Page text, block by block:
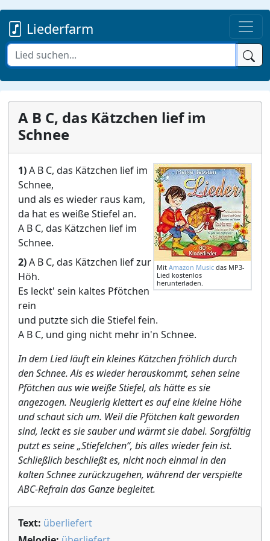
Liederfarm
A B C, das Kätzchen lief im
Schnee
Mit Amazon Music das MP3-
Lied kostenlos
herunterladen.
1)A B C, das Kätzchen lief im
Schnee,
und als es wieder raus kam,
da hat es weiße Stiefel an.
A B C, das Kätzchen lief im
Schnee.
2)A B C, das Kätzchen lief zur
Höh.
Es leckt' sein kaltes Pfötchen
rein
und putzte sich die Stiefel fein.
A B C, und ging nicht mehr in'n Schnee.
In dem Lied läuft ein kleines Kätzchen fröhlich durch
den Schnee. Als es wieder herauskommt, sehen seine
Pfötchen aus wie weiße Stiefel, als hätte es sie
angezogen. Neugierig klettert es auf eine kleine Höhe
und schaut sich um. Weil die Pfötchen kalt geworden
sind, leckt es sie sauber und wärmt sie dabei. Sorgfältig
putzt es seine „Stiefelchen“, bis alles wieder fein ist.
Schließlich beschließt es, nicht noch einmal in den
kalten Schnee zurückzugehen, während der verspielte
ABC-Refrain das Ganze begleitet.
Text: überliefert